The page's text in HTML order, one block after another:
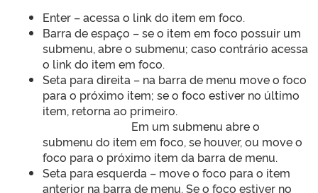
Enter – acessa o link do item em foco.
Barra de espaço – se o item em foco possuir um
submenu, abre o submenu; caso contrário acessa
o link do item em foco.
Seta para direita – na barra de menu move o foco
para o próximo item; se o foco estiver no último
item, retorna ao primeiro.
Em um submenu abre o
submenu do item em foco, se houver, ou move o
foco para o próximo item da barra de menu.
Seta para esquerda – move o foco para o item
anterior na barra de menu. Se o foco estiver no